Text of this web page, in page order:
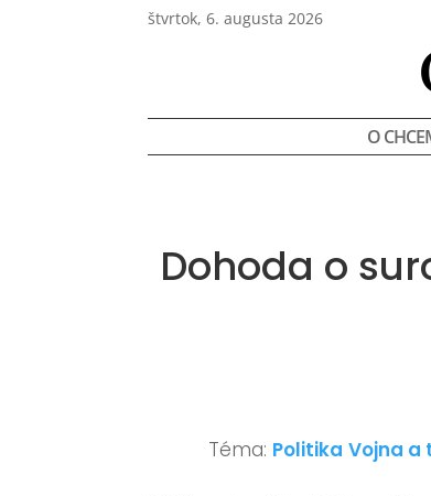
štvrtok, 6. augusta 2026
O
Dohoda o
Téma: Politika Vojna a